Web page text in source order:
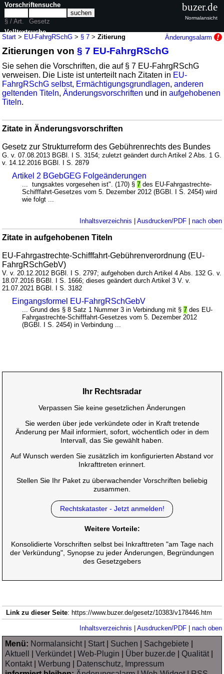
Start > EU-FahrgRSchG > § 7 >Zitierung Änderungsalarm
Zitierungen von§ 7 EU-FahrgRSchG
Sie sehen die Vorschriften, die auf § 7 EU-FahrgRSchG
verweisen. Die Liste ist unterteilt nach Zitaten in EU-
FahrgRSchG selbst, Ermächtigungsgrundlagen,anderen
geltenden Titeln,Änderungsvorschriften und inaufgehobenen
Titeln.
Zitate in Änderungsvorschriften
Gesetz zur Strukturreform des Gebührenrechts des Bundes
G. v. 07.08.2013 BGBl. I S. 3154; zuletzt geändert durch Artikel 2 Abs. 1 G.
v. 14.12.2016 BGBl. I S. 2879
Artikel 2 BGebGEG Folgeänderungen
... tungsaktes vorgesehen ist". (170) §7 des EU-Fahrgastrechte-
Schifffahrt-Gesetzes vom 5. Dezember 2012 (BGBl. I S. 2454) wird
wie folgt ...
Inhaltsverzeichnis | Ausdrucken/PDF| nach oben
Zitate in aufgehobenen Titeln
EU-Fahrgastrechte-Schifffahrt-Gebührenverordnung (EU-
FahrgRSchGebV)
V. v. 20.12.2012 BGBl. I S. 2797; aufgehoben durch Artikel 4 Abs. 132 G. v.
18.07.2016 BGBl. I S. 1666; dieses geändert durch Artikel 3 V. v.
21.07.2021 BGBl. I S. 3182
Eingangsformel EU-FahrgRSchGebV
... Grund des § 8 Satz 1 Nummer 3 in Verbindung mit §7 des EU-
Fahrgastrechte-Schifffahrt-Gesetzes vom 5. Dezember 2012
(BGBl. I S. 2454) in Verbindung ...
Vorschriftensuche
§ / Art.
Gesetz
Volltextsuche
nur in EU-FahrgRSchG
buzer.de
Normalansicht
Ihr Rechtsradar
Verpassen Sie keine gesetzlichen Änderungen
Sie werden über jede verkündete oder in Kraft tretende
Änderung per Mail informiert, sofort, wöchentlich oder in dem
Intervall, das Sie gewählt haben.
Auf Wunsch werden Sie zusätzlich im konfigurierten Abstand vor
Inkrafttreten erinnert.
Stellen Sie Ihr Paket zu überwachender Vorschriften beliebig
zusammen.
Rechtskataster - Jetzt anmelden!
Weitere Vorteile:
Konsolidierte Vorschriften selbst bei Inkrafttreten "am Tage nach
der Verkündung", Synopse zu jeder Änderungen, Begründungen
des Gesetzgebers
Link zu dieser Seite: https://www.buzer.de/gesetz/10383/v178446.htm
Inhaltsverzeichnis Ausdrucken/PDF| nach oben
Menü: Normalansicht| Start| Suchen Sachgebiete
Aktuell
|Verkündet|Web-Plugin Über buzer.de |Qualität|
Kontakt|Werbung
Datenschutz, Impressum